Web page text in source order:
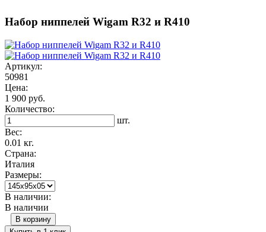
Набор ниппелей Wigam R32 и R410
Артикул:
50981
Цена:
1 900 руб.
Количество:
шт.
Вес:
0.01 кг.
Страна:
Италия
Размеры:
В наличии:
В наличии
В корзину